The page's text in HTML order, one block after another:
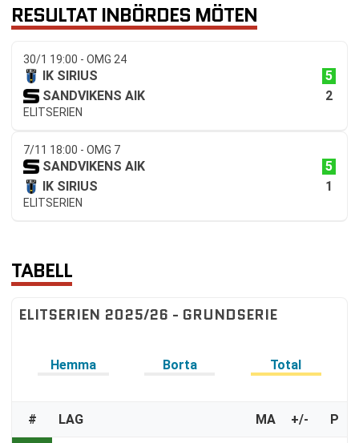
RESULTAT INBÖRDES MÖTEN
30/1 19:00 - OMG 24
IK SIRIUS
5
SANDVIKENS AIK
2
ELITSERIEN
7/11 18:00 - OMG 7
SANDVIKENS AIK
5
IK SIRIUS
1
ELITSERIEN
TABELL
ELITSERIEN 2025/26 - GRUNDSERIE
Hemma Borta Total
# LAG MA +/- P